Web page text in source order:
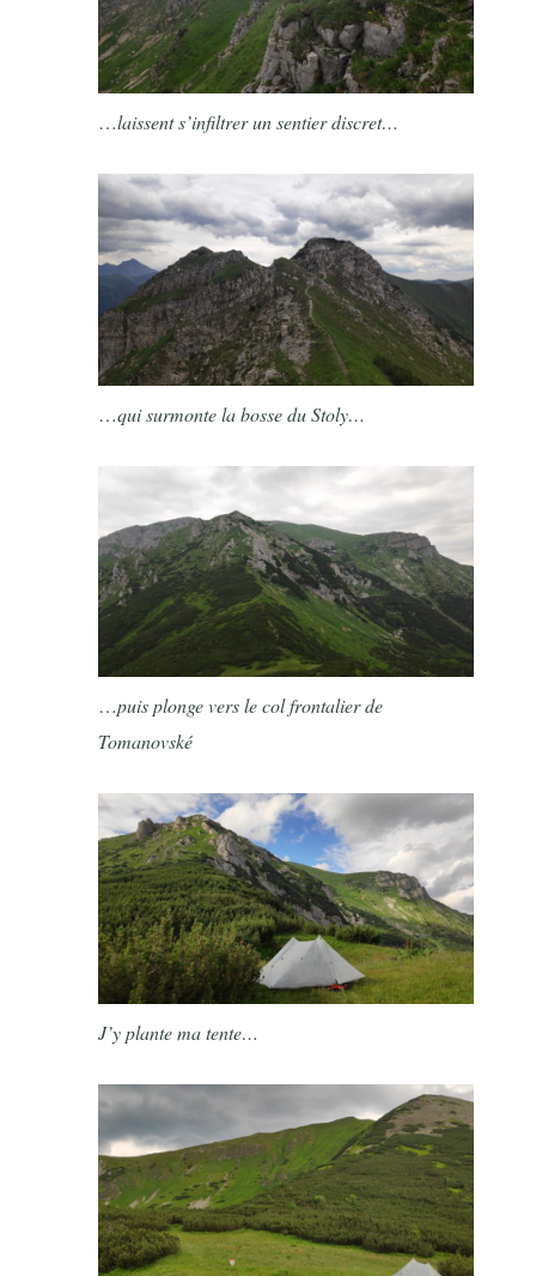
…laissent s’infiltrer un sentier discret…
…qui surmonte la bosse du Stoly…
…puis plonge vers le col frontalier de
Tomanovské
J’y plante ma tente…